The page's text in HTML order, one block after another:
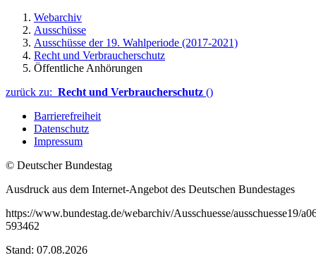
Webarchiv
Ausschüsse
Ausschüsse der 19. Wahlperiode (2017-2021)
Recht und Verbraucherschutz
Öffentliche Anhörungen
zurück zu: Recht und Verbraucherschutz ()
Barrierefreiheit
Datenschutz
Impressum
© Deutscher Bundestag
Ausdruck aus dem Internet-Angebot des Deutschen Bundestages
https://www.bundestag.de/webarchiv/Ausschuesse/ausschuesse19/
593462
Stand: 07.08.2026